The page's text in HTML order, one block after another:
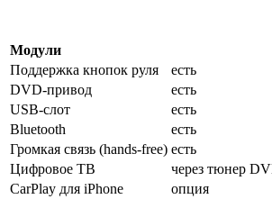
Модули
Поддержка кнопок руля
есть
DVD-привод
есть
USB-слот
есть
Bluetooth
есть
Громкая связь (hands-free) есть
Цифровое ТВ
через тюнер
CarPlay для iPhone
опция